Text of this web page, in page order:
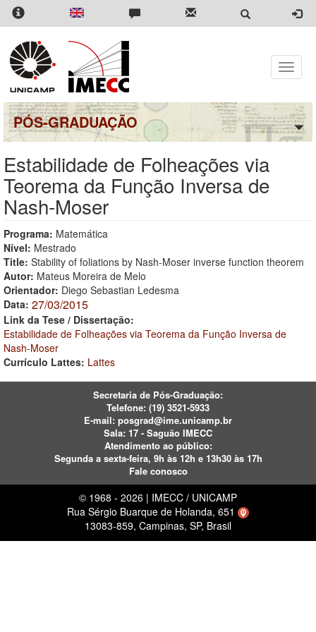
Pular
para
conteúdo
principal
Toggle
PÓS-GRADUAÇÃO
Estabilidade de Folheações via
Teorema da Função Inversa de
Nash-Moser
Programa: Matemática
Nível: Mestrado
Title: Stability of foliations by Nash-Moser inverse function theorem
Autor: Mateus Moreira de Melo
Orientador: Diego Sebastian Ledesma
Data: 27/03/2015
Link da Tese / Dissertação:
Estabilidade de Folheações via Teorema da Função Inversa de
Nash-Moser
Currículo Lattes: Lattes
Secretaria de Pós-Graduação:
Telefone: (19) 3521-5933
E-mail: posgrad@ime.unicamp.br
Sala: 17 - Saguão IMECC
Atendimento ao público:
Segunda a sexta-feira, 9h às 12h e 13h30 às 17h
Fale conosco
© 1968 - 2026 | IMECC / UNICAMP
Rua Sérgio Buarque de Holanda, 651
13083-859, Campinas, SP, Brasil